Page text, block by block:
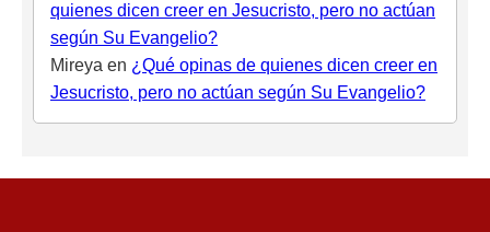
quienes dicen creer en Jesucristo, pero no actúan
según Su Evangelio?
Mireya en ¿Qué opinas de quienes dicen creer en
Jesucristo, pero no actúan según Su Evangelio?